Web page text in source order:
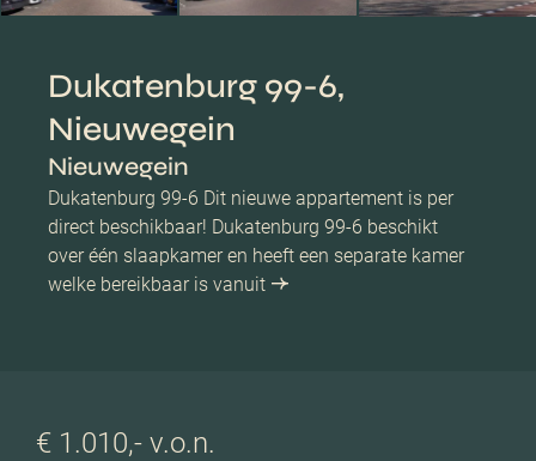
Dukatenburg 99-6,
Nieuwegein
Nieuwegein
Dukatenburg 99-6 Dit nieuwe appartement is per
direct beschikbaar! Dukatenburg 99-6 beschikt
over één slaapkamer en heeft een separate kamer
welke bereikbaar is vanuit
€ 1.010,- v.o.n.